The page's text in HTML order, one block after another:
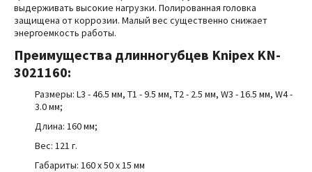
выдерживать высокие нагрузки. Полированная головка
защищена от коррозии. Малый вес существенно снижает
энергоемкость работы.
Преимущества длинногубцев Knipex KN-
3021160:
Размеры: L3 - 46.5 мм, T1 - 9.5 мм, T2 - 2.5 мм, W3 - 16.5 мм, W4 -
3.0 мм;
Длина: 160 мм;
Вес: 121 г.
Габариты: 160 x 50 x 15 мм